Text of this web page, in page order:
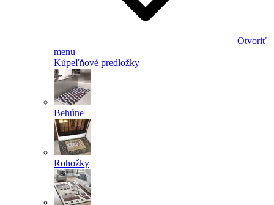
Otvoriť
menu
Kúpeľňové predložky
Behúne
Rohožky